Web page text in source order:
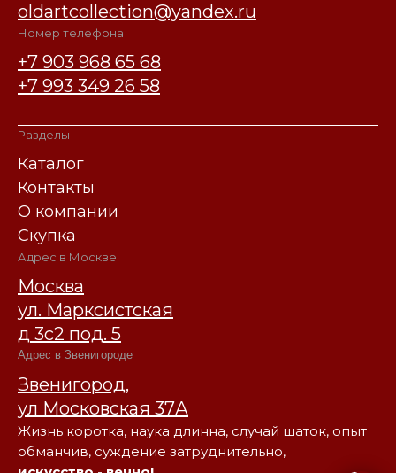
oldartcollection@yandex.ru
Номер телефона
+7 903 968 65 68
+7 993 349 26 58
Разделы
Каталог
Контакты
О компании
Скупка
Адрес в Москве
Москва
ул. Марксистская
д 3с2 под. 5
Адрес в Звенигороде
Звенигород,
ул Московская 37А
Жизнь коротка, наука длинна, случай шаток, опыт
обманчив, суждение затруднительно,